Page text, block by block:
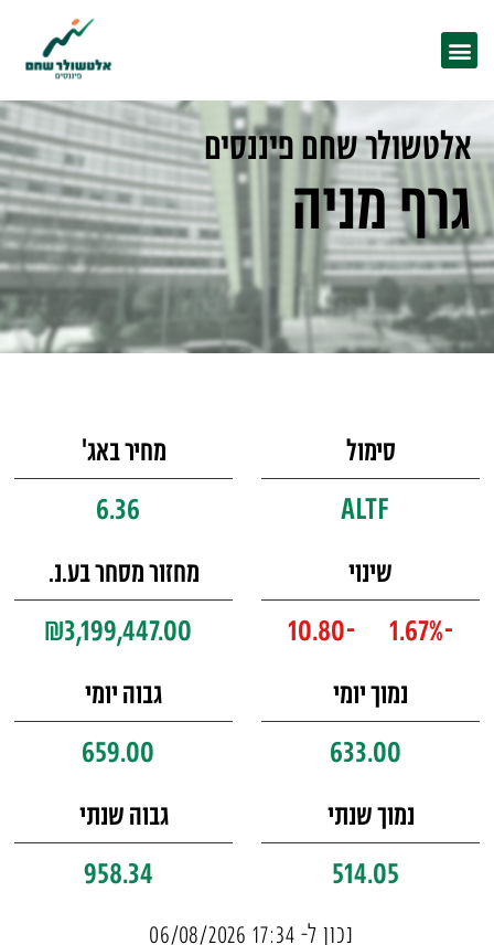
אלטשולר שחם פיננסים
גרף מניה
סימול
ALTF
מחיר באג'
6.36
שינוי
-1.67%
-10.80
מחזור מסחר בע.נ.
₪3,199,447.00
נמוך יומי
633.00
גבוה יומי
659.00
נמוך שנתי
514.05
גבוה שנתי
958.34
נכון ל- 17:34 06/08/2026